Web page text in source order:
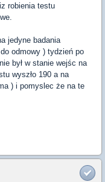
robienia testu
jedyne badania
odmowy ) tydzień po
był w stanie wejśc na
wyszło 190 a na
) i pomyslec że na te